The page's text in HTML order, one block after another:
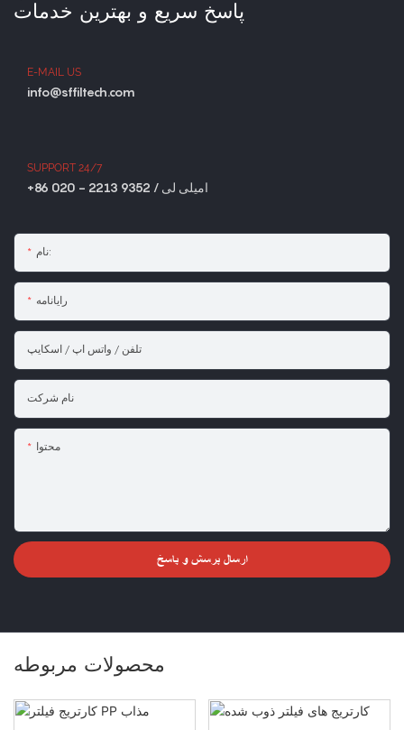
پاسخ سریع و بهترین خدمات
E-MAIL US
info@sffiltech.com
SUPPORT 24/7
+86 020 - 2213 9352 / امیلی لی
نام:
رایانامه
تلفن / واتس اپ / اسکایپ
نام شرکت
محتوا
ارسال پرسش و پاسخ
محصولات مربوطه